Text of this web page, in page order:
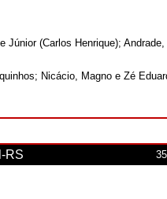
Júnior (Carlos Henrique); Andrade,
Nicácio, Magno e Zé
-RS